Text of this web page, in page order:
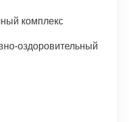
комплекс
оздоровительный